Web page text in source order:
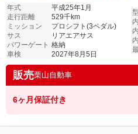
仕上げ済み プロシフト 日野プ
年式
平成25年1月
走行距離
529千km
ミッション
プロシフト(3ペダル)
サス
リアエアサス
パワーゲート 格納
車検
2027年8月5日
販売栗山自動車
6ヶ月保証付き